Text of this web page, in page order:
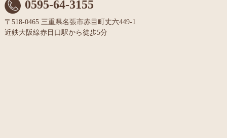
0595-64-3155
〒518-0465 三重県名張市赤目町丈六449-1
近鉄大阪線赤目口駅から徒歩5分